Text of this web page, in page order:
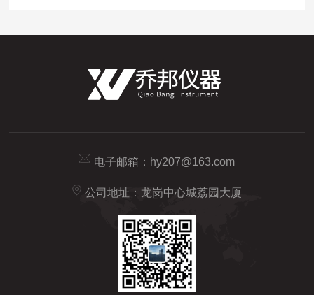
电子邮箱： hy207@163.com
公司地址：龙岗中心城荔园大厦